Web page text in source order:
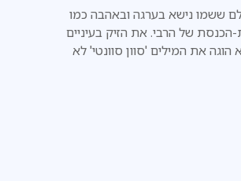
ששמו נישא בערגה ובאהבה כמו
הכנסת של הרבי. את הזיק בעיניים
את המילים 'סוון סוונטי' לא